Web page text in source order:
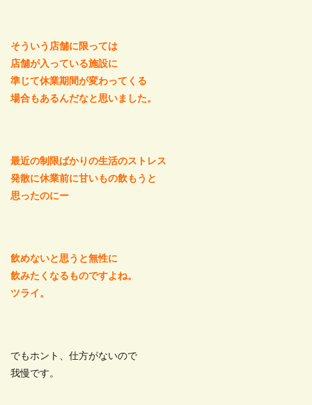
そういう店舗に限っては
店舗が入っている施設に
準じて休業期間が変わってくる
場合もあるんだなと思いました。
最近の制限ばかりの生活のストレス
発散に休業前に甘いもの飲もうと
思ったのにー
飲めないと思うと無性に
飲みたくなるものですよね。
ツライ。
でもホント、仕方がないので
我慢です。